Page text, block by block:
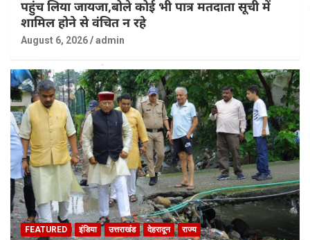
पहुंच लिया जायजा,बोले कोई भी पात्र मतदाता सूची में
शामिल होने से वंचित न रहे
August 6, 2026 admin
FEATURED इंडिया उत्तराखंड देहरादून राज्य